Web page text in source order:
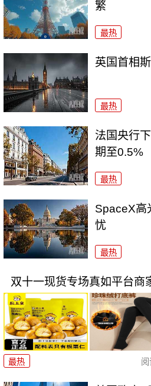
繁
最热
英国首相
最热
法国央行
期至0.5%
最热
SpaceX高
忧
最热
双十一现货专场真如平台商
最热